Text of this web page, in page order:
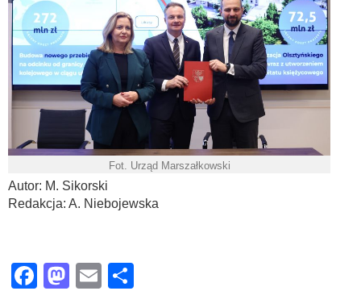
Fot. Urząd Marszałkowski
Autor: M. Sikorski
Redakcja: A. Niebojewska
Facebook
Mastodon
Email